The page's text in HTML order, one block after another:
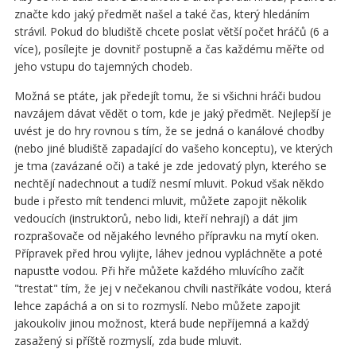
značte kdo jaký předmět našel a také čas, který hledáním
strávil. Pokud do bludiště chcete poslat větší počet hráčů (6 a
více), posílejte je dovnitř postupně a čas každému měřte od
jeho vstupu do tajemných chodeb.
Možná se ptáte, jak předejít tomu, že si všichni hráči budou
navzájem dávat vědět o tom, kde je jaký předmět. Nejlepší je
uvést je do hry rovnou s tím, že se jedná o kanálové chodby
(nebo jiné bludiště zapadající do vašeho konceptu), ve kterých
je tma (zavázané oči) a také je zde jedovatý plyn, kterého se
nechtějí nadechnout a tudíž nesmí mluvit. Pokud však někdo
bude i přesto mít tendenci mluvit, můžete zapojit několik
vedoucích (instruktorů, nebo lidi, kteří nehrají) a dát jim
rozprašovače od nějakého levného přípravku na mytí oken.
Přípravek před hrou vylijte, láhev jednou vypláchněte a poté
napusťte vodou. Při hře můžete každého mluvícího začít
"trestat" tím, že jej v nečekanou chvíli nastříkáte vodou, která
lehce zapáchá a on si to rozmyslí. Nebo můžete zapojit
jakoukoliv jinou možnost, která bude nepříjemná a každý
zasažený si příště rozmyslí, zda bude mluvit.